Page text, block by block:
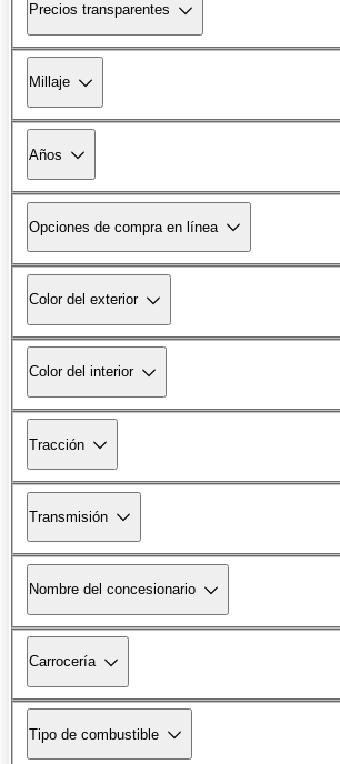
Precios transparentes
Millaje
Años
Opciones de compra en línea
Color del exterior
Color del interior
Tracción
Transmisión
Nombre del concesionario
Carrocería
Tipo de combustible